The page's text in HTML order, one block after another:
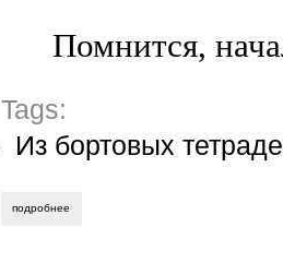
Помнится,
Tags:
Из бортовых
подробнее